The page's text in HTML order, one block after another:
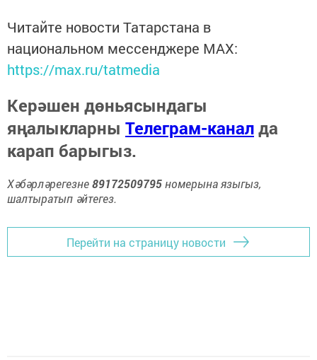
Читайте новости Татарстана в
национальном мессенджере MАХ:
https://max.ru/tatmedia
Керәшен дөньясындагы
яңалыкларны Телеграм-каналда
карап барыгыз.
Хәбәрләрегезне89172509795номерына языгыз,
шалтыратып әйтегез.
Перейти на страницу новости